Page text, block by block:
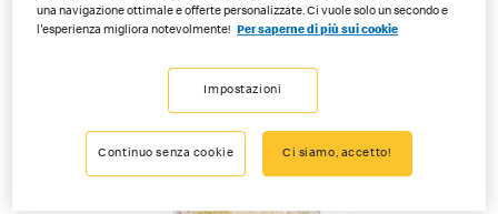
una navigazione ottimale e offerte personalizzate. Ci vuole solo un secondo e
l'esperienza migliora notevolmente!
Per saperne di più sui cookie
Impostazioni
Continuo senza cookie Ci siamo, accetto!